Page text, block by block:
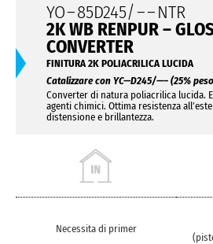
YO–85D245/– –NTR
2K WB RENPUR –
CONVERTER
FINITURA 2K POLIACRILICA LUCIDA
Catalizzare con YC—D245/—– (25%
Converter di natura poliacrilica lucida.
agenti chimici. Ottima resistenza
distensione e brillantezza.
Necessita di primer